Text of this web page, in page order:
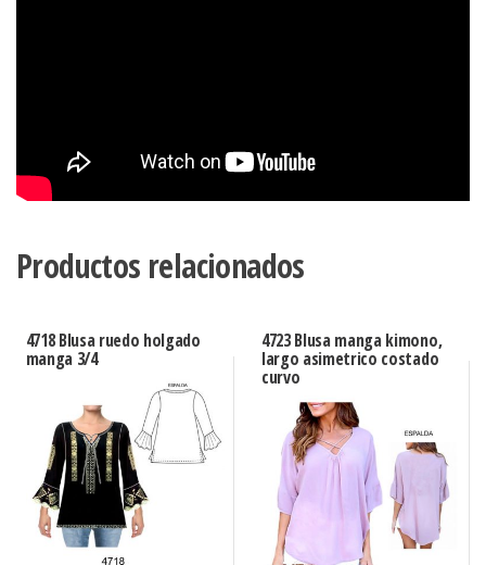
Productos relacionados
4718 Blusa ruedo holgado
manga 3/4
4723 Blusa manga kimono,
largo asimetrico costado
curvo